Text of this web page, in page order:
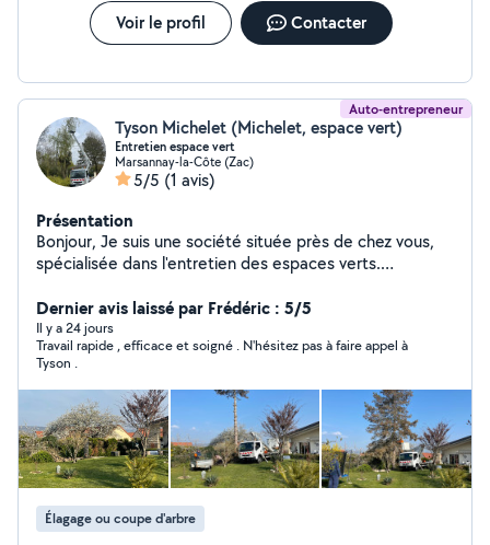
Voir le profil Contacter
Auto-entrepreneur
Tyson Michelet (Michelet, espace vert)
Entretien espace vert
Marsannay-la-Côte (Zac)
5/5 (1 avis)
Présentation
Bonjour, Je suis une société située près de chez vous,
spécialisée dans l'entretien des espaces verts.
ainsi que pour l'entretien et la mise en forme de vos
extérieurs. Je dispose également d'un véhicule nacelle
pour les travaux en hauteur. N'hésitez pas à me
contacter pour plus d'informations ou pour un devis
gratuit. Merci et à bientôt.
Dernier avis laissé par Frédéric : 5/5
Il y a 24 jours
Travail rapide , efficace et soigné . N'hésitez pas à faire appel à
Tyson .
Élagage ou coupe d'arbre